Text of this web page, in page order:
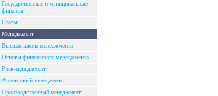
Государственные и муниципальные
финансы
Статьи
Менеджмент
Высшая школа менеджмента
Основы финансового менеджмента
Риск-менеджмент
Финансовый менеджмент
Производственный менеджмент: